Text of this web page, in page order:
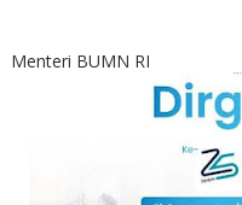
Menteri BUMN RI